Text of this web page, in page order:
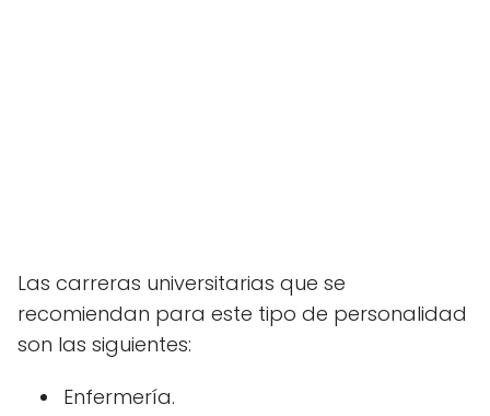
Las carreras universitarias que se
recomiendan para este tipo de personalidad
son las siguientes:
Enfermería.